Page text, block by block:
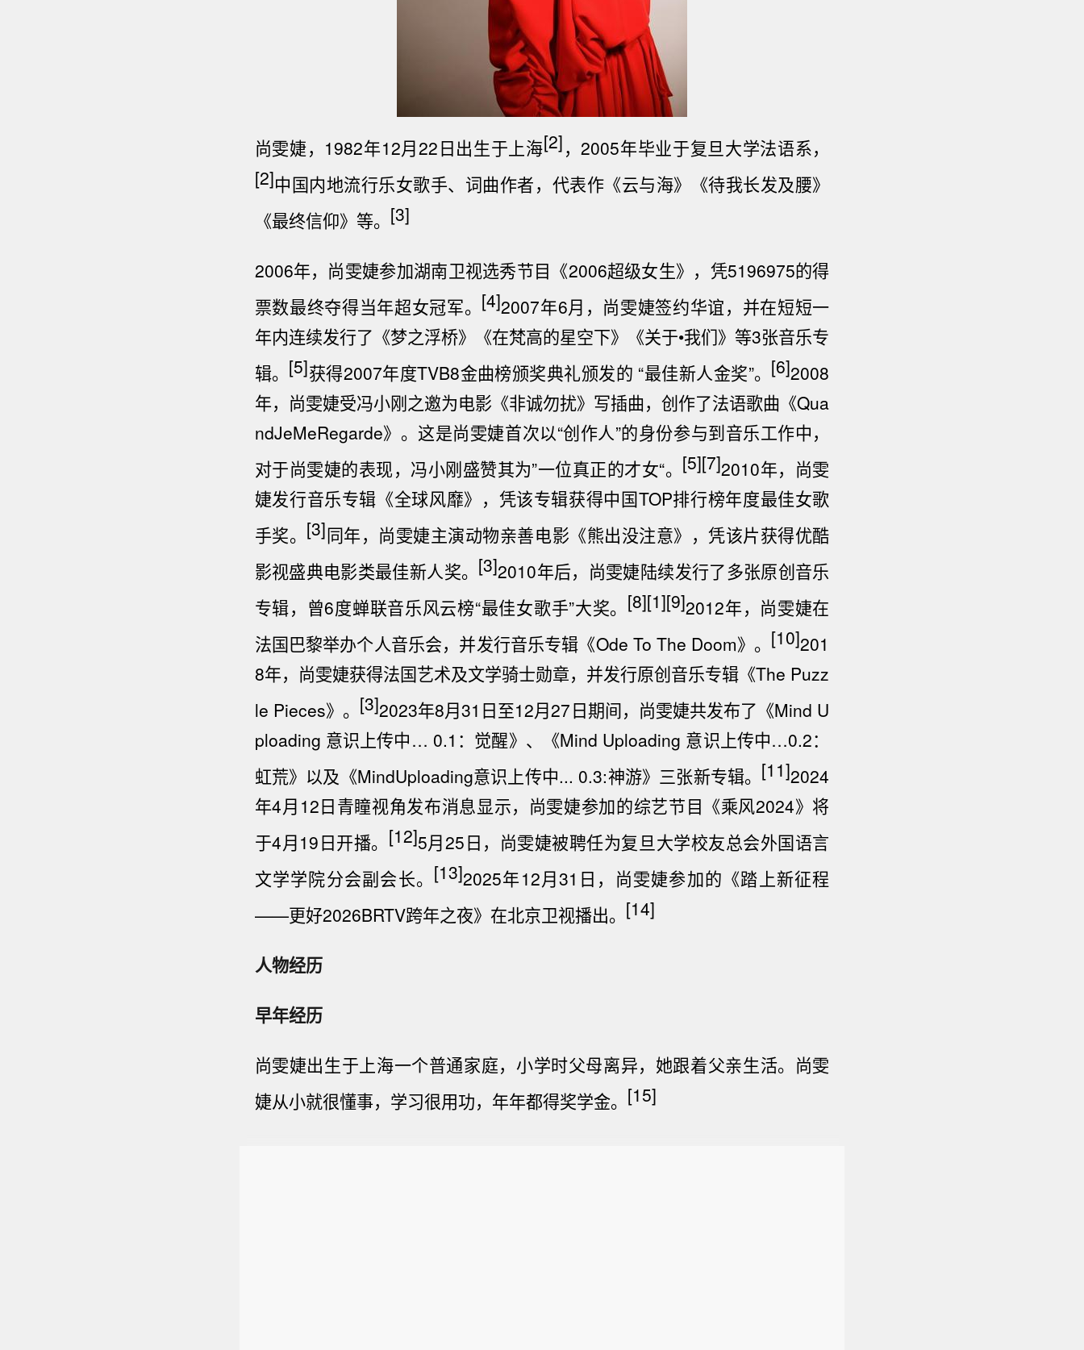
尚雯婕，1982年12月22日出生于 上海[2]，2005年毕业于复旦大学法语系，
[2]中国内地流行乐女歌手、词曲作者，代表作《云与海》《待我长发及腰》
《最终信仰》等。 [3]
2006年，尚雯婕参加湖南卫视选秀节目《2006超级女生》，凭5196975的得
票数最终夺得当年超女冠军。 [4]2007年6月，尚雯婕签约华谊，并在短短一
年内连续发行了《梦之浮桥》《在梵高的星空下》《关于•我们》等3张音乐专
辑。 [5]获得2007年度TVB8金曲榜颁奖典礼颁发的 “最佳新人金奖”。 [6]2008
年，尚雯婕受冯小刚之邀为电影《非诚勿扰》写插曲，创作了法语歌曲《Qua
ndJeMeRegarde》。这是尚雯婕首次以“创作人”的身份参与到音乐工作中，
对于尚雯婕的表现，冯小刚盛赞其为”一位真正的才女“。 [5][7]2010年，尚雯
婕发行音乐专辑《全球风靡》，凭该专辑获得中国TOP排行榜年度最佳女歌
手奖。 [3]同年，尚雯婕主演动物亲善电影《熊出没注意》，凭该片获得优酷
影视盛典电影类最佳新人奖。 [3]2010年后，尚雯婕陆续发行了多张原创音乐
专辑，曾6度蝉联音乐风云榜“最佳女歌手”大奖。 [8][1][9]2012年，尚雯婕在
法国巴黎举办个人音乐会，并发行音乐专辑《Ode To The Doom》。 [10]201
8年，尚雯婕获得法国艺术及文学骑士勋章，并发行原创音乐专辑《The Puzz
le Pieces》。 [3]2023年8月31日至12月27日期间，尚雯婕共发布了《Mind U
ploading 意识上传中… 0.1：觉醒》、《Mind Uploading 意识上传中…0.2：
虹荒》以及《MindUploading意识上传中... 0.3:神游》三张新专辑。 [11]2024
年4月12日青瞳视角发布消息显示，尚雯婕参加的综艺节目《乘风2024》将
于4月19日开播。 [12]5月25日，尚雯婕被聘任为复旦大学校友总会外国语言
文学学院分会副会长。 [13]2025年12月31日，尚雯婕参加的《踏上新征程
——更好2026BRTV跨年之夜》在北京卫视播出。 [14]
人物经历
早年经历
尚雯婕出生于 上海一个普通家庭，小学时父母离异，她跟着父亲生活。尚雯
婕从小就很懂事，学习很用功，年年都得奖学金。 [15]